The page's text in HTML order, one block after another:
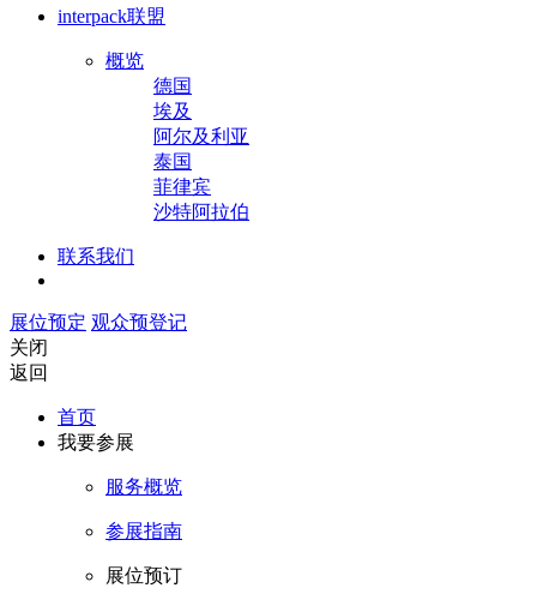
interpack联盟
概览
德国
埃及
阿尔及利亚
泰国
菲律宾
沙特阿拉伯
联系我们
展位预定 观众预登记
关闭
返回
首页
我要参展
服务概览
参展指南
展位预订